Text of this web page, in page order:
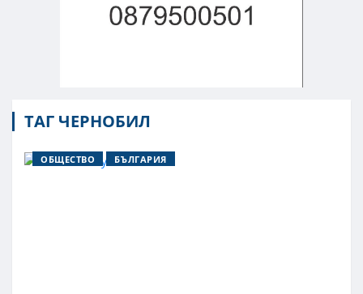
ТАГ ЧЕРНОБИЛ
ОБЩЕСТВО БЪЛГАРИЯ